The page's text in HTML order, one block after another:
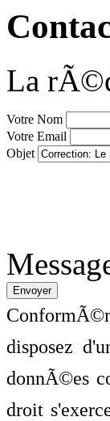
La
Votre Nom
Votre Email
Objet
disposez
donnÃ©es
droit